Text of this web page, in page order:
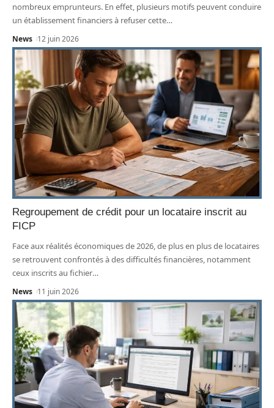
nombreux emprunteurs. En effet, plusieurs motifs peuvent conduire
un établissement financiers à refuser cette…
News 12 juin 2026
Regroupement de crédit pour un locataire inscrit au
FICP
Face aux réalités économiques de 2026, de plus en plus de locataires
se retrouvent confrontés à des difficultés financières, notamment
ceux inscrits au fichier…
News 11 juin 2026